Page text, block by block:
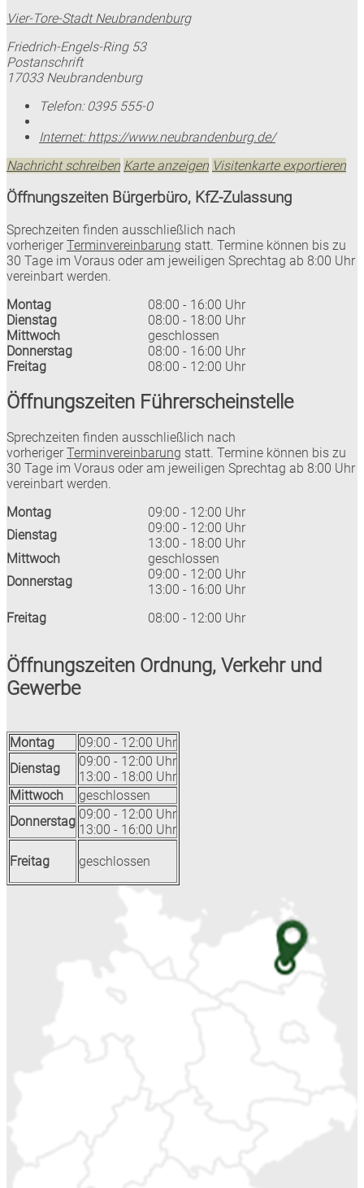
Vier-Tore-Stadt Neubrandenburg
Friedrich-Engels-Ring 53
Postanschrift
17033 Neubrandenburg
Telefon: 0395 555-0
Internet: https://www.neubrandenburg.de/
Nachricht schreiben Karte anzeigen Visitenkarte exportieren
Öffnungszeiten Bürgerbüro, KfZ-Zulassung
Sprechzeiten finden ausschließlich nach
vorheriger Terminvereinbarung statt. Termine können bis zu
30 Tage im Voraus oder am jeweiligen Sprechtag ab 8:00 Uhr
vereinbart werden.
Montag
08:00 - 16:00 Uhr
Dienstag
08:00 - 18:00 Uhr
Mittwoch
geschlossen
Donnerstag
08:00 - 16:00 Uhr
Freitag
08:00 - 12:00 Uhr
Öffnungszeiten Führerscheinstelle
Sprechzeiten finden ausschließlich nach
vorheriger Terminvereinbarung statt. Termine können bis zu
30 Tage im Voraus oder am jeweiligen Sprechtag ab 8:00 Uhr
vereinbart werden.
Montag
09:00 - 12:00 Uhr
Dienstag
09:00 - 12:00 Uhr
13:00 - 18:00 Uhr
Mittwoch
geschlossen
Donnerstag
09:00 - 12:00 Uhr
13:00 - 16:00 Uhr
Freitag
08:00 - 12:00 Uhr
Öffnungszeiten Ordnung, Verkehr und
Gewerbe
Montag
09:00 - 12:00 Uhr
Dienstag
09:00 - 12:00 Uhr
13:00 - 18:00 Uhr
Mittwoch
geschlossen
Donnerstag 09:00 - 12:00 Uhr
13:00 - 16:00 Uhr
Freitag geschlossen